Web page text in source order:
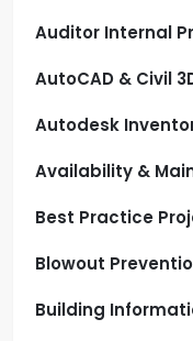
Auditor Internal
AutoCAD & Civil
Autodesk
Availability &
Best Practice
Blowout
Building